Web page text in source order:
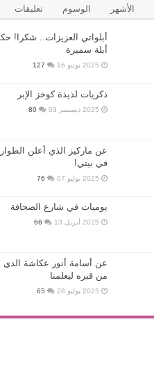
الأشهر الوسوم تعليقات
أبلواتي العزيزات.. شكرا!
أبلة سميرة
2025 يونيو 16 127
ذكريات لذيذة كوخز الإبر
2025 ديسمبر 03 80
عن ماركيز الذي أعلن
في بيتي!
2025 يوليو 07 76
يوميات في شارع الصحافة
2025 أبريل 13 66
عن أسامة أنور عكاشة الذي
من قبره ليعلمنا
2025 يوليو 28 65